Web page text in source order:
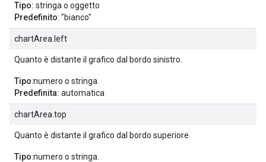
Tipo: stringa o oggetto
Predefinito: "bianco"
chartArea.left
Quanto è distante il grafico dal bordo sinistro.
Tipo:numero o stringa.
Predefinita: automatica
chartArea.top
Quanto è distante il grafico dal bordo superiore.
Tipo:numero o stringa.